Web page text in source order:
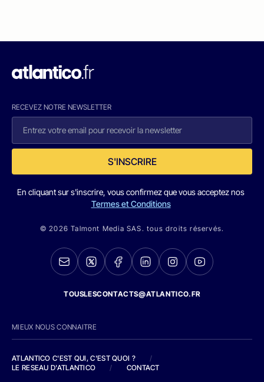
RECEVEZ NOTRE NEWSLETTER
S'INSCRIRE
En cliquant sur s'inscrire, vous confirmez que vous acceptez nos
Termes et Conditions
© 2026 Talmont Media SAS. tous droits réservés.
TOUSLESCONTACTS@ATLANTICO.FR
MIEUX NOUS CONNAITRE
ATLANTICO C'EST QUI, C'EST QUOI ?
/
LE RESEAU D'ATLANTICO
/ CONTACT